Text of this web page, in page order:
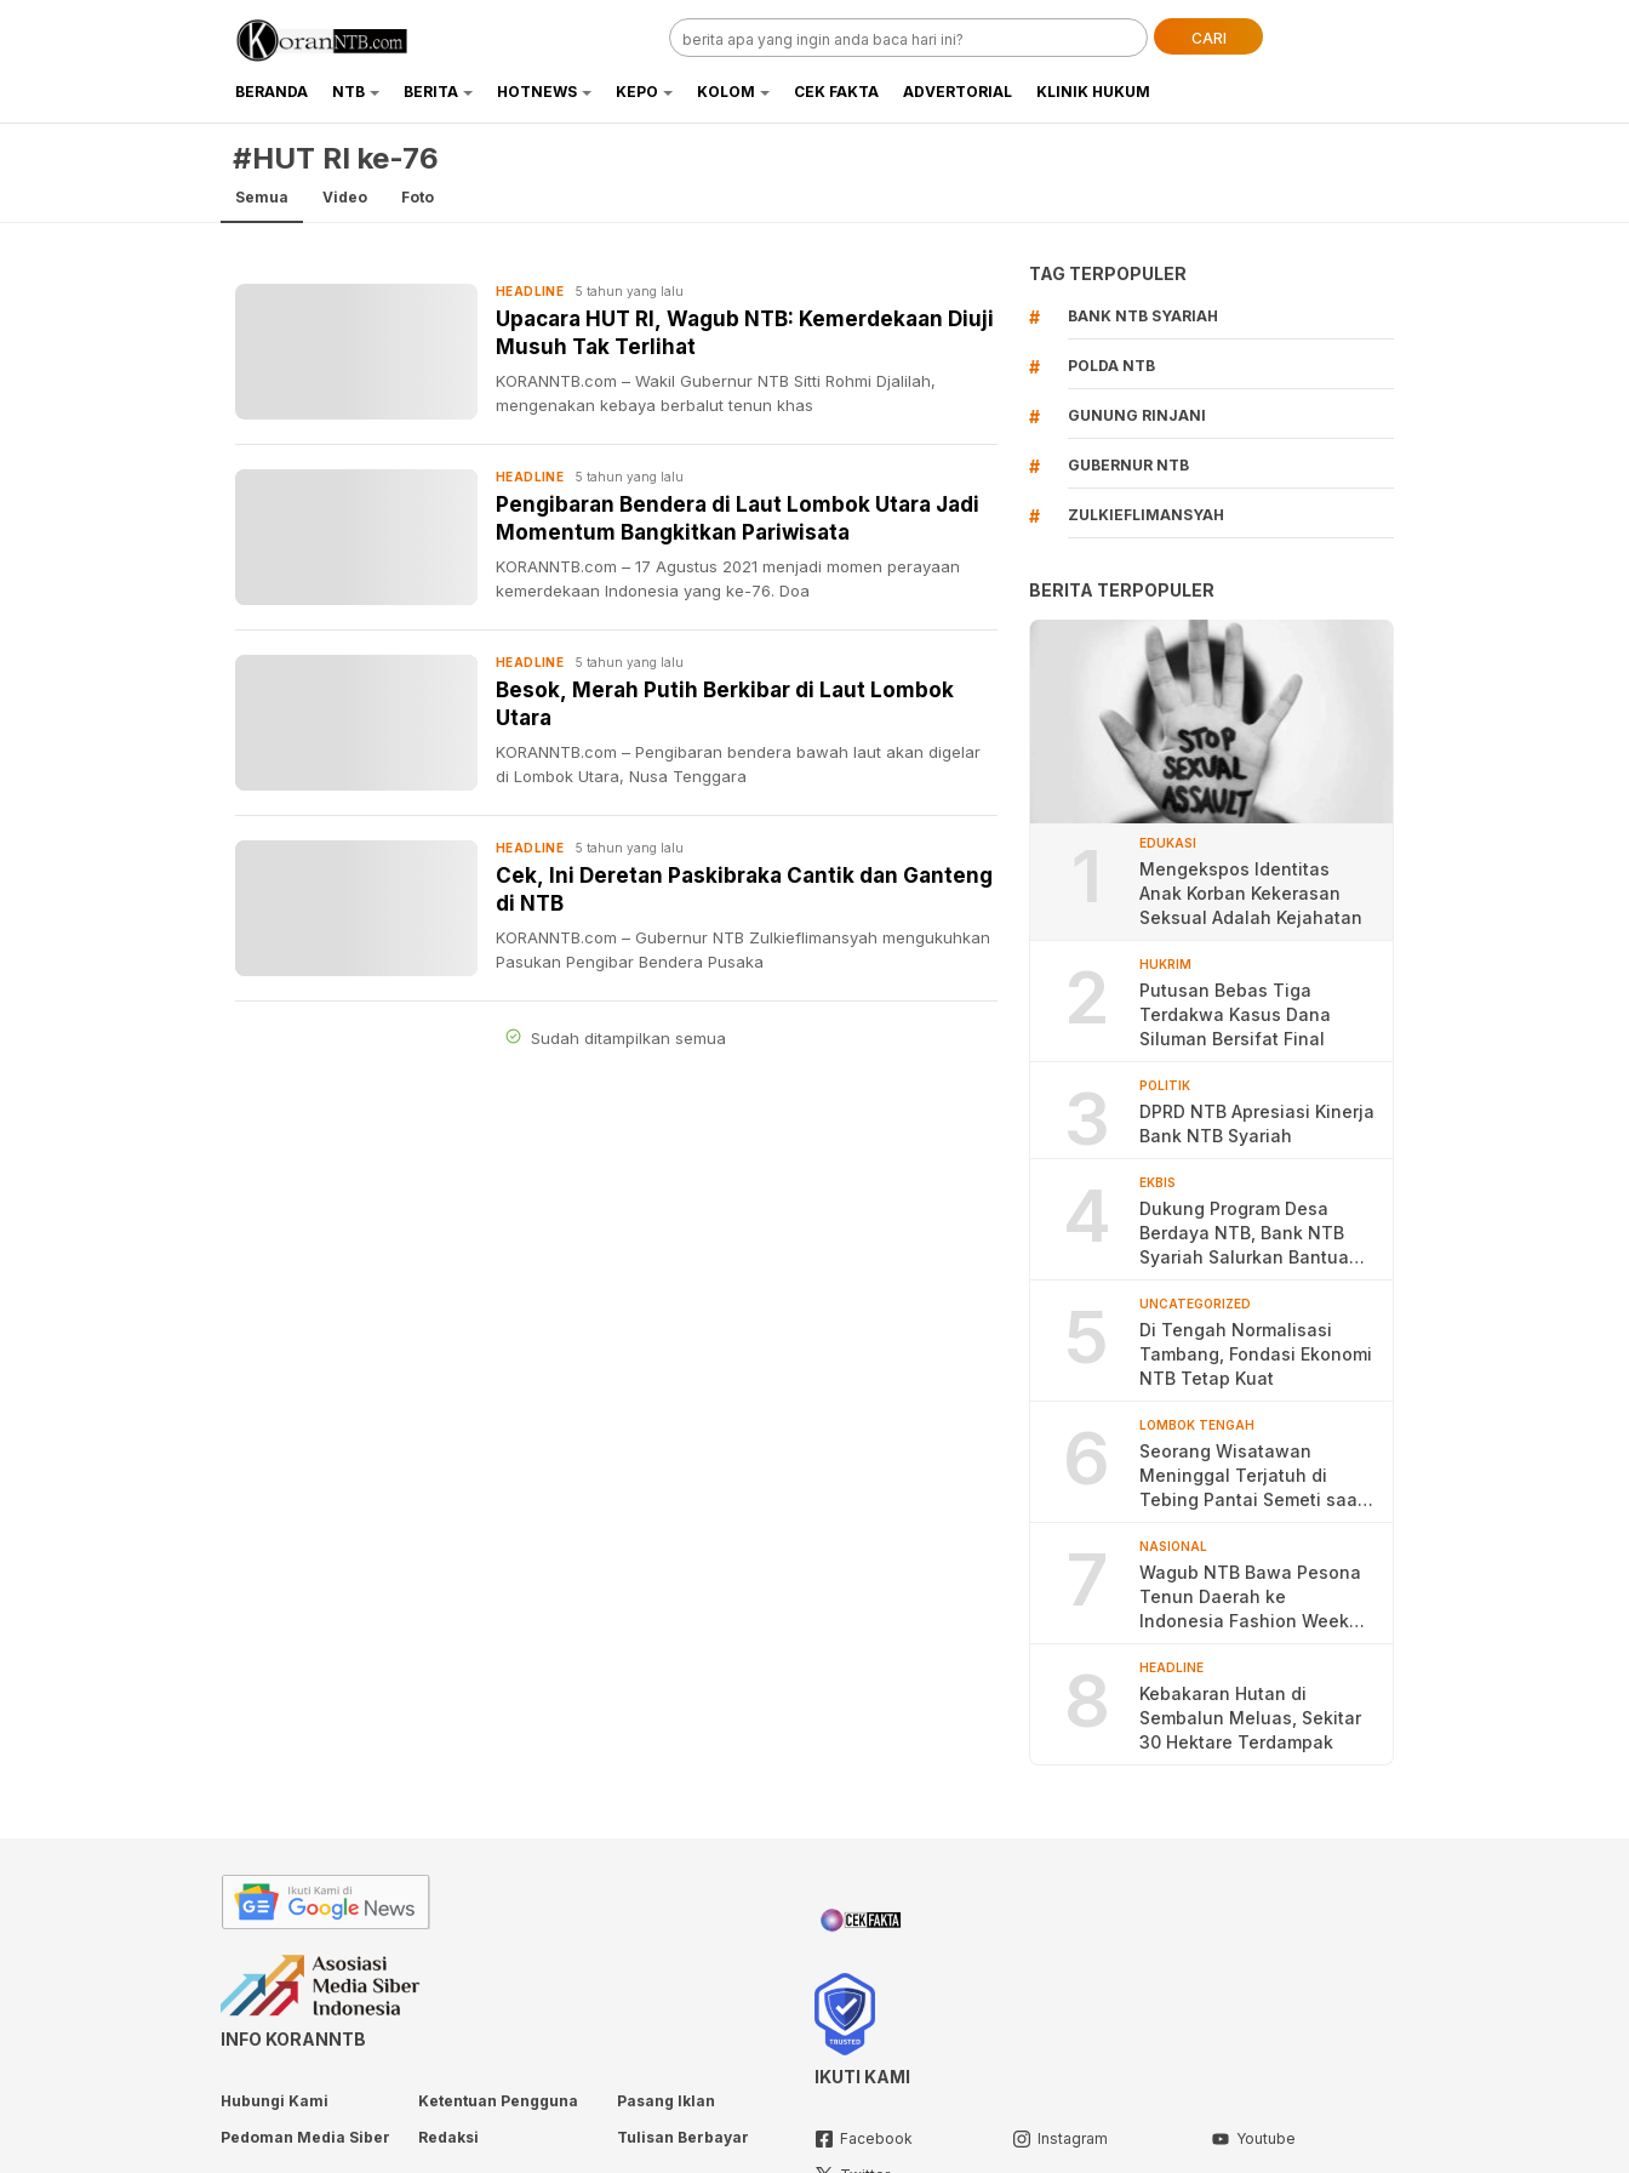
koranntb.com
CARI
BERANDA NTB BERITA HOTNEWS KEPO KOLOM CEK FAKTA ADVERTORIAL KLINIK HUKUM
#HUT RI ke-76
Semua Video Foto
HEADLINE 5 tahun yang lalu
Upacara HUT RI, Wagub NTB: Kemerdekaan Diuji
Musuh Tak Terlihat
KORANNTB.com – Wakil Gubernur NTB Sitti Rohmi Djalilah,
mengenakan kebaya berbalut tenun khas
HEADLINE 5 tahun yang lalu
Pengibaran Bendera di Laut Lombok Utara Jadi
Momentum Bangkitkan Pariwisata
KORANNTB.com – 17 Agustus 2021 menjadi momen perayaan
kemerdekaan Indonesia yang ke-76. Doa
HEADLINE 5 tahun yang lalu
Besok, Merah Putih Berkibar di Laut Lombok
Utara
KORANNTB.com – Pengibaran bendera bawah laut akan digelar
di Lombok Utara, Nusa Tenggara
HEADLINE 5 tahun yang lalu
Cek, Ini Deretan Paskibraka Cantik dan Ganteng
di NTB
KORANNTB.com – Gubernur NTB Zulkieflimansyah mengukuhkan
Pasukan Pengibar Bendera Pusaka
Sudah ditampilkan semua
TAG TERPOPULER
# BANK NTB SYARIAH
# POLDA NTB
# GUNUNG RINJANI
# GUBERNUR NTB
# ZULKIEFLIMANSYAH
BERITA TERPOPULER
1 EDUKASI
Mengekspos Identitas
Anak Korban Kekerasan
Seksual Adalah Kejahatan
2 HUKRIM
Putusan Bebas Tiga
Terdakwa Kasus Dana
Siluman Bersifat Final
3 POLITIK
DPRD NTB Apresiasi Kinerja
Bank NTB Syariah
4 EKBIS
Dukung Program Desa
Berdaya NTB, Bank NTB
Syariah Salurkan Bantuan
5 UNCATEGORIZED
Di Tengah Normalisasi
Tambang, Fondasi Ekonomi
NTB Tetap Kuat
6 LOMBOK TENGAH
Seorang Wisatawan
Meninggal Terjatuh di
Tebing Pantai Semeti saat
7 NASIONAL
Wagub NTB Bawa Pesona
Tenun Daerah ke
Indonesia Fashion Week
8 HEADLINE
Kebakaran Hutan di
Sembalun Meluas, Sekitar
30 Hektare Terdampak
INFO KORANNTB
Hubungi Kami Ketentuan Pengguna
Pasang Iklan
Pedoman Media Siber
Redaksi Tulisan Berbayar
IKUTI KAMI
Facebook Instagram
Youtube